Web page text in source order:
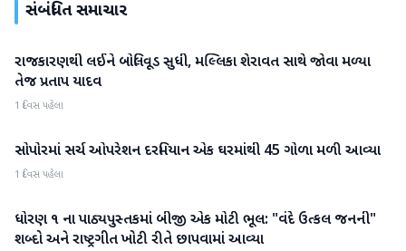
સંબંધિત સમાચાર
રાષ્ટ્રીય
રાજકારણથી લઈને બોલિવૂડ સુધી, મલ્લિકા શેરાવત સાથે જોવા મળ્યા
તેજ પ્રતાપ યાદવ
1 દિવસ પહેલા
રાષ્ટ્રીય
સોપોરમાં સર્ચ ઓપરેશન દરમિયાન એક ઘરમાંથી 45 ગોળા મળી આવ્યા
1 દિવસ પહેલા
રાષ્ટ્રીય
ધોરણ ૧ ના પાઠ્યપુસ્તકમાં બીજી એક મોટી ભૂલ: "વંદે ઉત્કલ જનની"
શબ્દો અને રાષ્ટ્રગીત ખોટી રીતે છાપવામાં આવ્યા